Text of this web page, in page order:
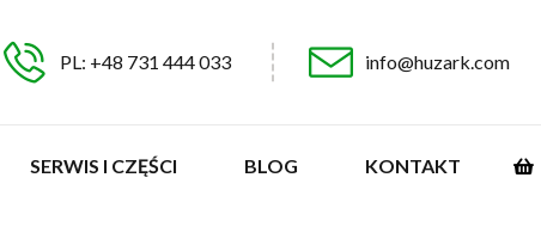
PL: +48 731 444 033 info@huzark.com
SERWIS I CZĘŚCI BLOG KONTAKT